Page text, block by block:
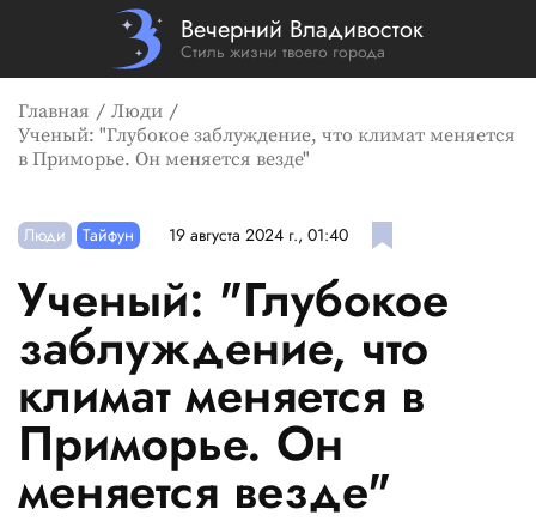
Вечерний Владивосток
Стиль жизни твоего города
Главная
Люди
Ученый: "Глубокое заблуждение, что климат меняется
в Приморье. Он меняется везде"
Люди Тайфун 19 августа 2024 г., 01:40
Ученый: "Глубокое
заблуждение, что
климат меняется в
Приморье. Он
меняется везде"